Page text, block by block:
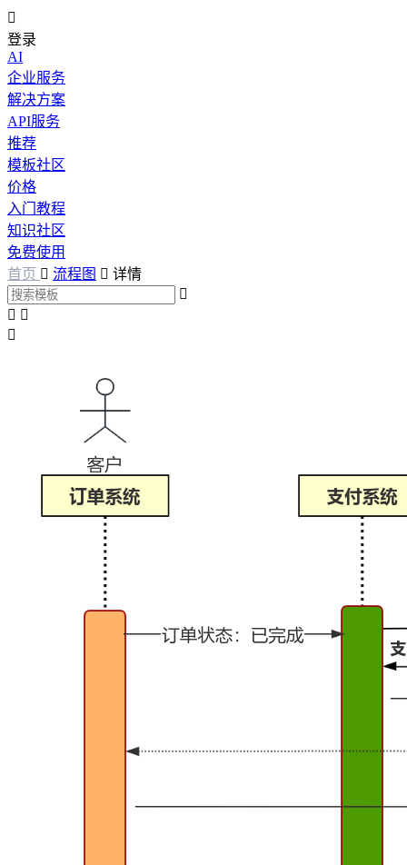

登录
AI
企业服务
解决方案
API服务
推荐
模板社区
价格
入门教程
知识社区
免费使用
首页  流程图  详情

 
